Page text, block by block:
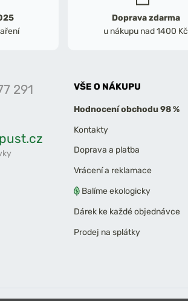
Doprava zdarma
u nákupu nad 1400 Kč
291 VŠE O NÁKUPU
Hodnocení obchodu 98 %
Kontakty
Doprava a platba
Vrácení a reklamace
Balíme ekologicky
Dárek ke každé objednávce
Prodej na splátky